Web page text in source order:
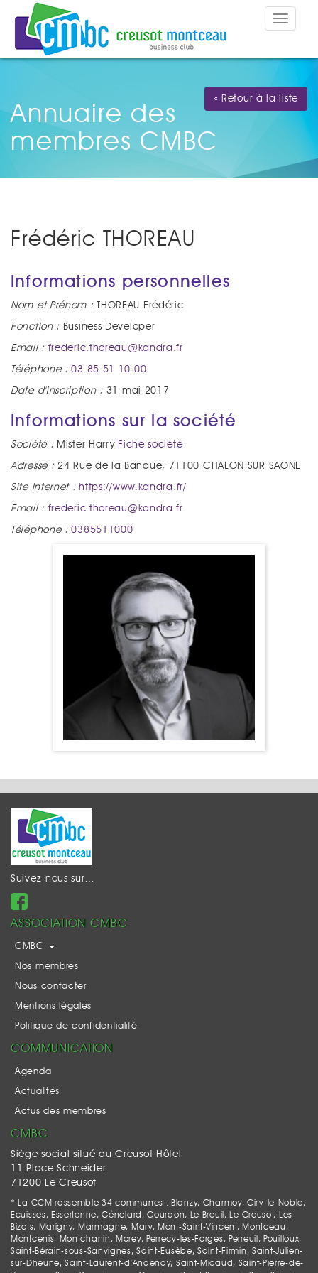
Toggle
« Retour à la liste
Annuaire des
membres CMBC
Frédéric THOREAU
Informations personnelles
Nom et Prénom : THOREAU Frédéric
Fonction : Business Developer
Email : frederic.thoreau@kandra.fr
Téléphone :03 85 51 10 00
Date d'inscription : 31 mai 2017
Informations sur la société
Société : Mister Harry Fiche société
Adresse : 24 Rue de la Banque, 71100 CHALON SUR SAONE
Site Internet : https://www.kandra.fr/
Email : frederic.thoreau@kandra.fr
Téléphone :0385511000
Suivez-nous sur…
ASSOCIATION CMBC
CMBC
Nos membres
Nous contacter
Mentions légales
Politique de confidentialité
COMMUNICATION
Agenda
Actualités
Actus des membres
CMBC
Siège social situé au Creusot Hôtel
11 Place Schneider
71200 Le Creusot
* La CCM rassemble 34 communes : Blanzy, Charmoy, Ciry-le-Noble,
Ecuisses, Essertenne, Génelard, Gourdon, Le Breuil, Le Creusot, Les
Bizots, Marigny, Marmagne, Mary, Mont-Saint-Vincent, Montceau,
Montcenis, Montchanin, Morey, Perrecy-les-Forges, Perreuil, Pouilloux,
Saint-Bérain-sous-Sanvignes, Saint-Eusèbe, Saint-Firmin, Saint-Julien-
sur-Dheune, Saint-Laurent-d'Andenay, Saint-Micaud, Saint-Pierre-de-